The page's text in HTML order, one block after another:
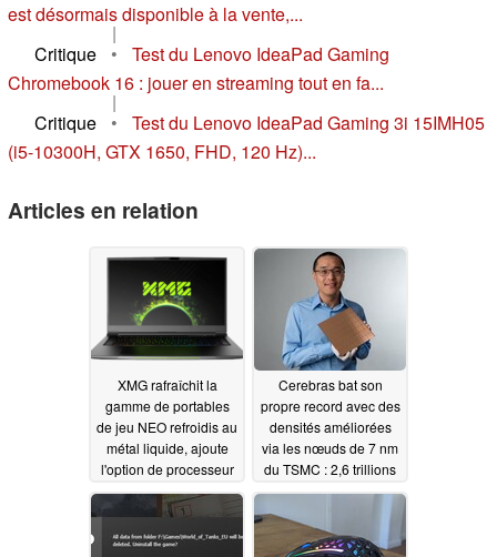
est désormais disponible à la vente,...
|
Critique
•
Test du Lenovo IdeaPad Gaming
Chromebook 16 : jouer en streaming tout en fa...
|
Critique
•
Test du Lenovo IdeaPad Gaming 3i 15IMH05
(i5-10300H, GTX 1650, FHD, 120 Hz)...
Articles en relation
XMG rafraîchit la
gamme de portables
de jeu NEO refroidis au
métal liquide, ajoute
l'option de processeur
i7-10875H08/26/2020
Cerebras bat son
propre record avec des
densités améliorées
via les nœuds de 7 nm
du TSMC : 2,6 trillions
de transistors et 850
000 cœurs sur une
seule puce08/19/2020